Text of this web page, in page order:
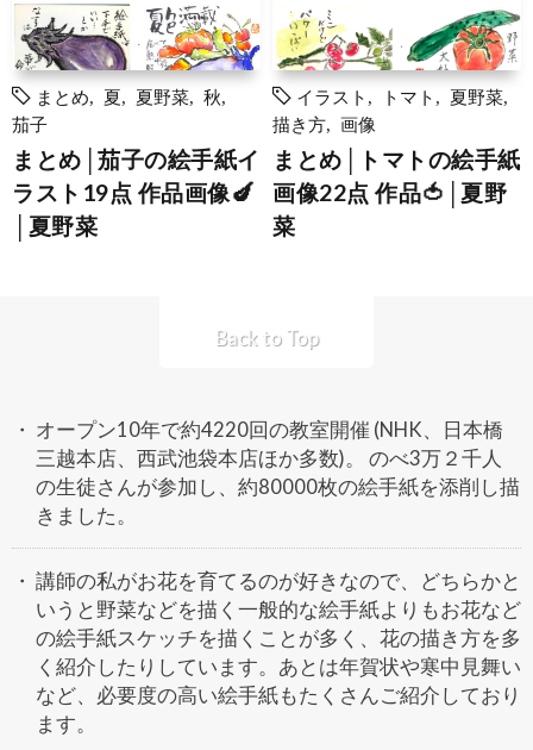
まとめ 夏 夏野菜 秋
茄子
まとめ│茄子の絵手紙イ
ラスト19点 作品画像🍆
│夏野菜
イラスト トマト 夏野菜
描き方
画像
まとめ│トマトの絵手紙
画像22点 作品🍅│夏野
菜
Back to Top
オープン10年で約4220回の教室開催 (NHK、日本橋
三越本店、西武池袋本店ほか多数)。 のべ3万２千人
の生徒さんが参加し、約80000枚の絵手紙を添削し描
きました。
講師の私がお花を育てるのが好きなので、どちらかと
いうと野菜などを描く一般的な絵手紙よりもお花など
の絵手紙スケッチを描くことが多く、花の描き方を多
く紹介したりしています。あとは年賀状や寒中見舞い
など、必要度の高い絵手紙もたくさんご紹介しており
ます。